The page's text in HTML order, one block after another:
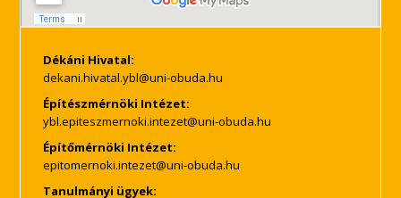
Dékáni Hivatal:
Építészmérnöki Intézet:
Építőmérnöki Intézet:
Tanulmányi ügyek: